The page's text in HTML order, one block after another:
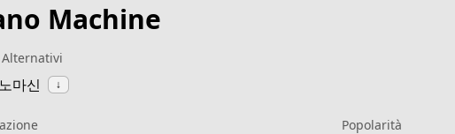
Machine
마신 ↓
Popolarità